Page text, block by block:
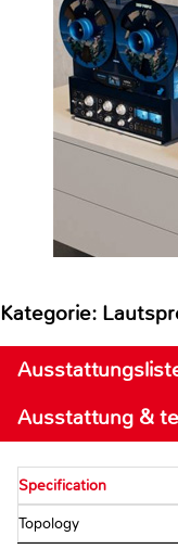
Kategorie:
Ausstattung &
Specification
Topology